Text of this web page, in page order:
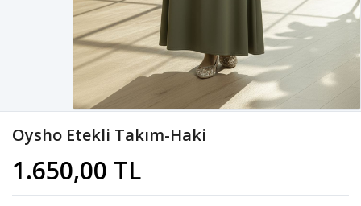
Oysho Etekli Takım-Haki
1.650,00 TL